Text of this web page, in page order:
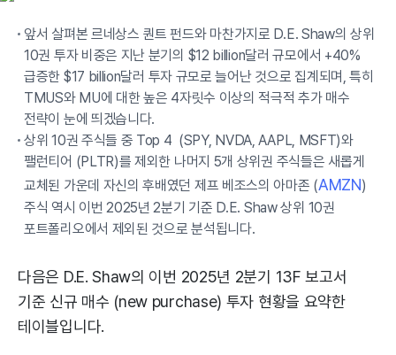
앞서 살펴본 르네상스 퀀트 펀드와 마찬가지로 D.E. Shaw의 상위
10권 투자 비중은 지난 분기의 $12 billion달러 규모에서 +40%
급증한 $17 billion달러 투자 규모로 늘어난 것으로 집계되며, 특히
TMUS와 MU에 대한 높은 4자릿수 이상의 적극적 추가 매수
전략이 눈에 띄겠습니다.
상위 10권 주식들 중 Top 4 (SPY, NVDA, AAPL, MSFT)와
팰런티어 (PLTR)를 제외한 나머지 5개 상위권 주식들은 새롭게
교체된 가운데 자신의 후배였던 제프 베조스의 아마존 (AMZN)
주식 역시 이번 2025년 2분기 기준 D.E. Shaw 상위 10권
포트폴리오에서 제외된 것으로 분석됩니다.
다음은 D.E. Shaw의 이번 2025년 2분기 13F 보고서
기준 신규 매수 (new purchase) 투자 현황을 요약한
테이블입니다.